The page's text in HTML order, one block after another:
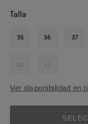
Talla
35 36 37
42 43
Ver disponibilidad en